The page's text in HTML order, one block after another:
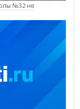
№32 не